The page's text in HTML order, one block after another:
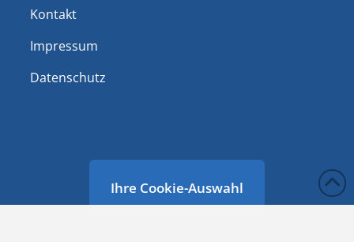
Kontakt
Impressum
Datenschutz
Ihre Cookie-Auswahl